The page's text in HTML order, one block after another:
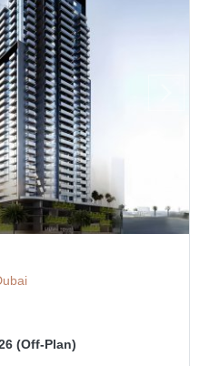
(Off-Plan)